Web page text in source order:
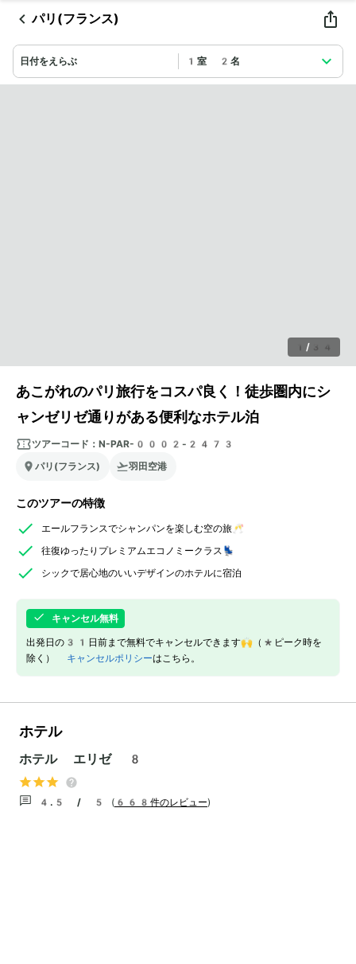
パリ(フランス)
日付をえらぶ 1室 2名
1 / 34
あこがれのパリ旅行をコスパ良く！徒歩圏内にシ
ャンゼリゼ通りがある便利なホテル泊
ツアーコード： N-PAR-0002-2473
パリ(フランス)
羽田空港
このツアーの特徴
エールフランスでシャンパンを楽しむ空の旅🥂
往復ゆったりプレミアムエコノミークラス💺
シックで居心地のいいデザインのホテルに宿泊
キャンセル無料
出発日の31日前まで無料でキャンセルできます🙌（*ピーク時を
除く） キャンセルポリシーはこちら。
ホテル
ホテル エリゼ 8
4.5 / 5 ( 668件のレビュー)